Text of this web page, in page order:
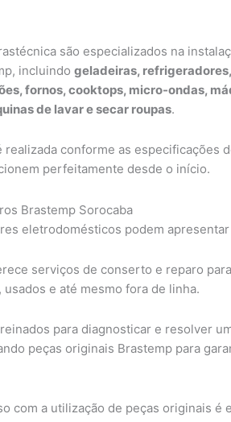
são especializados na
incluindogeladeiras,
fornos, cooktops, micro-ondas,
de lavar e secar roupas.
realizada conforme as especificações
perfeitamente desde o início.
Brastemp Sorocaba
eletrodomésticos podem
serviços de conserto e reparo
usados e até mesmo fora de linha.
para diagnosticar e resolver
peças originais Brastemp para
com a utilização de peças originais é